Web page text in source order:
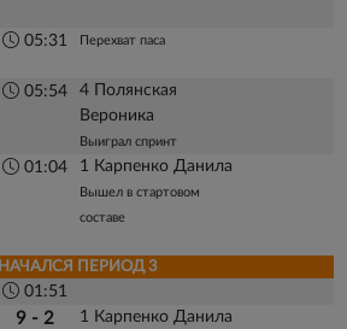
05:31 Перехват паса
05:54
4 Полянская
Вероника
Выиграл спринт
01:04 1 Карпенко Данила
Вышел в стартовом
составе
НАЧАЛСЯ ПЕРИОД 3
01:51
9 - 2 1 Карпенко Данила